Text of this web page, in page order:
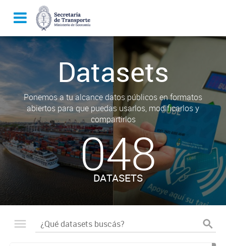
Datasets
Ponemos a tu alcance datos públicos en formatos
abiertos para que puedas usarlos, modificarlos y
compartirlos
048
DATASETS